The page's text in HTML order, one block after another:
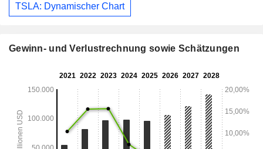
TSLA: Dynamischer Chart
Gewinn- und Verlustrechnung sowie Schätzungen